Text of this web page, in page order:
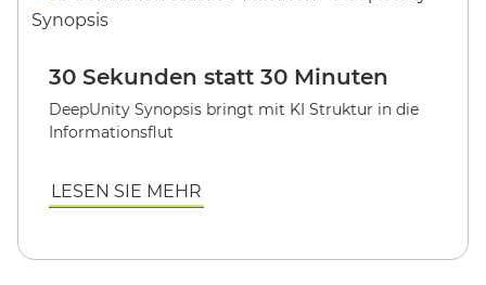
30 Sekunden statt 30 Minuten
DeepUnity Synopsis bringt mit KI Struktur in die
Informationsflut
LESEN SIE MEHR